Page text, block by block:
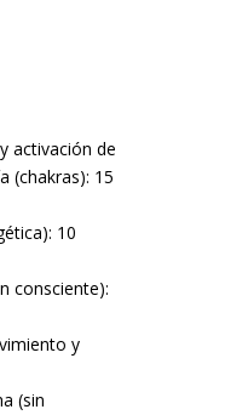
activación de
(chakras): 15
10
consciente):
y
(sin